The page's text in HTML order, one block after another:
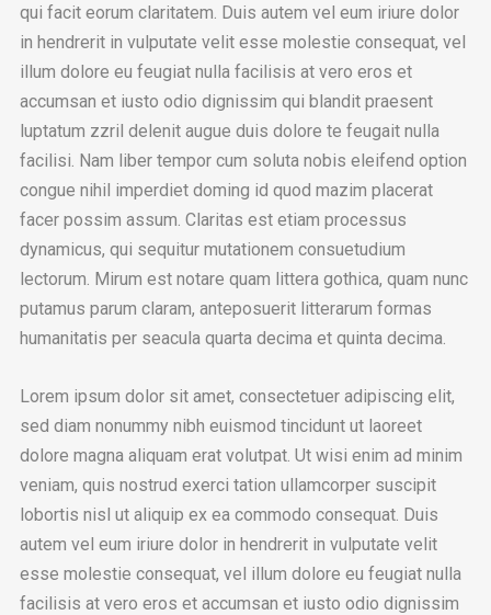
qui facit eorum claritatem. Duis autem vel eum iriure dolor
in hendrerit in vulputate velit esse molestie consequat, vel
illum dolore eu feugiat nulla facilisis at vero eros et
accumsan et iusto odio dignissim qui blandit praesent
luptatum zzril delenit augue duis dolore te feugait nulla
facilisi. Nam liber tempor cum soluta nobis eleifend option
congue nihil imperdiet doming id quod mazim placerat
facer possim assum. Claritas est etiam processus
dynamicus, qui sequitur mutationem consuetudium
lectorum. Mirum est notare quam littera gothica, quam nunc
putamus parum claram, anteposuerit litterarum formas
humanitatis per seacula quarta decima et quinta decima.
Lorem ipsum dolor sit amet, consectetuer adipiscing elit,
sed diam nonummy nibh euismod tincidunt ut laoreet
dolore magna aliquam erat volutpat. Ut wisi enim ad minim
veniam, quis nostrud exerci tation ullamcorper suscipit
lobortis nisl ut aliquip ex ea commodo consequat. Duis
autem vel eum iriure dolor in hendrerit in vulputate velit
esse molestie consequat, vel illum dolore eu feugiat nulla
facilisis at vero eros et accumsan et iusto odio dignissim